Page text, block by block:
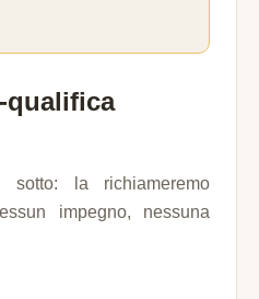
qualifica
la richiameremo
impegno, nessuna